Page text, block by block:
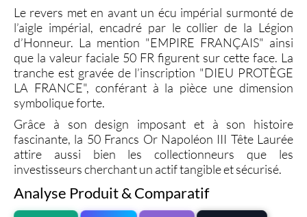
Le revers met en avant un écu impérial surmonté de
l’aigle impérial, encadré par le collier de la Légion
d’Honneur. La mention "EMPIRE FRANÇAIS" ainsi
que la valeur faciale 50 FR figurent sur cette face. La
tranche est gravée de l’inscription "DIEU PROTÈGE
LA FRANCE", conférant à la pièce une dimension
symbolique forte.
Grâce à son design imposant et à son histoire
fascinante, la 50 Francs Or Napoléon III Tête Laurée
attire aussi bien les collectionneurs que les
investisseurs cherchant un actif tangible et sécurisé.
Analyse Produit & Comparatif